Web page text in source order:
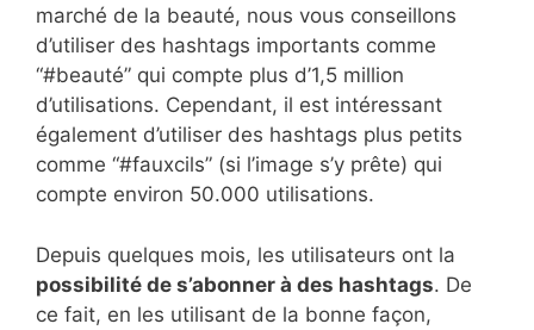
marché de la beauté, nous vous conseillons
d’utiliser des hashtags importants comme
“#beauté” qui compte plus d’1,5 million
d’utilisations. Cependant, il est intéressant
également d’utiliser des hashtags plus petits
comme “#fauxcils” (si l’image s’y prête) qui
compte environ 50.000 utilisations.
Depuis quelques mois, les utilisateurs ont la
possibilité de s’abonner à des hashtags. De
ce fait, en les utilisant de la bonne façon,